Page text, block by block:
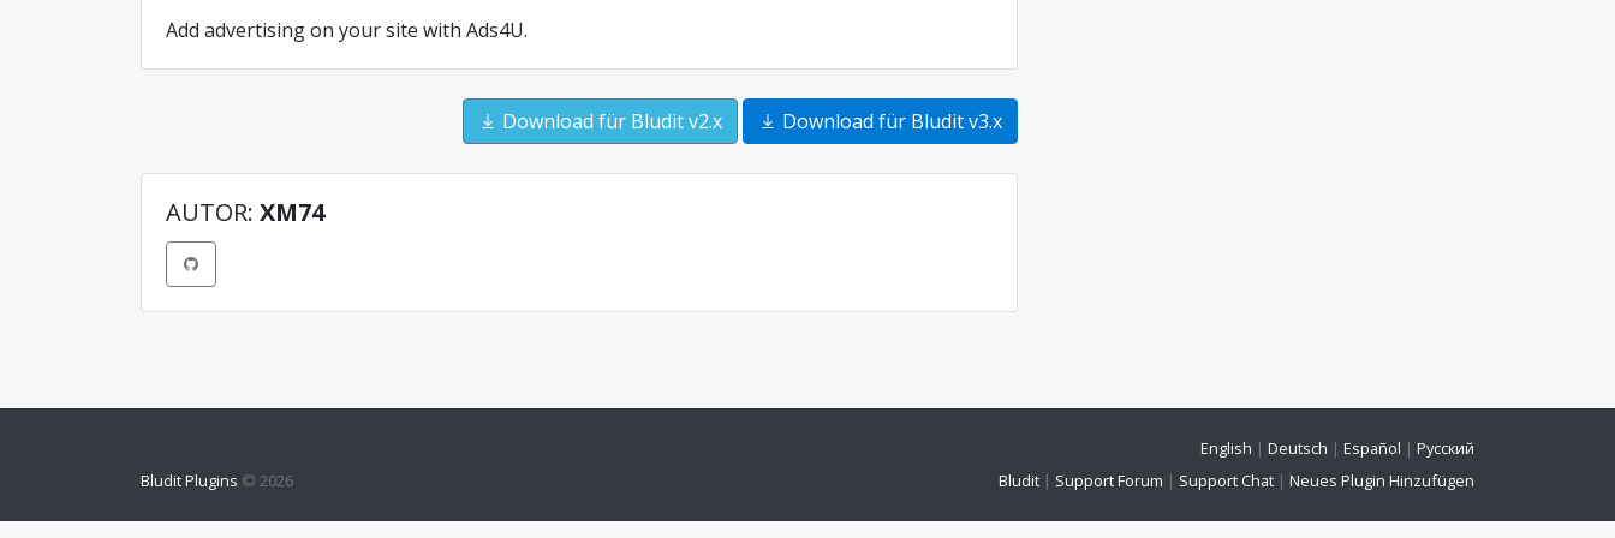
Add advertising on your site with Ads4U.
Download für Bludit v2.x Download für Bludit v3.x
AUTOR: XM74
English | Deutsch | Español | Русский
Bludit Plugins © 2026 Bludit | Support Forum | Support Chat | Neues Plugin Hinzufügen